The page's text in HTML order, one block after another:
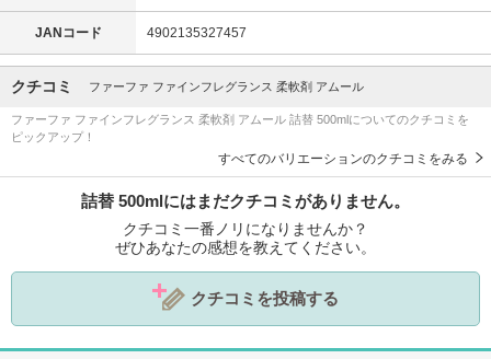
JANコード 4902135327457
クチコミ ファーファ ファインフレグランス 柔軟剤 アムール
ファーファ ファインフレグランス 柔軟剤 アムール 詰替 500mlについてのクチコミを
ピックアップ！
すべてのバリエーションのクチコミをみる
詰替 500mlにはまだクチコミがありません。
クチコミ一番ノリになりませんか？
ぜひあなたの感想を教えてください。
クチコミを投稿する